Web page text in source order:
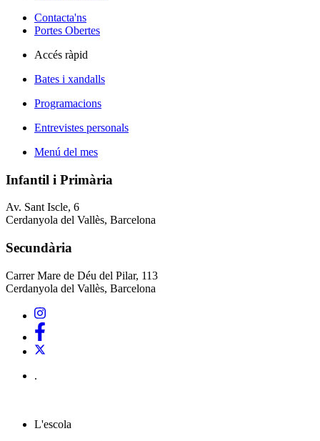
Contacta'ns
Portes Obertes
Accés ràpid
Bates i xandalls
Programacions
Entrevistes personals
Menú del mes
Infantil i Primària
Av. Sant Iscle, 6
Cerdanyola del Vallès, Barcelona
Secundària
Carrer Mare de Déu del Pilar, 113
Cerdanyola del Vallès, Barcelona
.
L'escola